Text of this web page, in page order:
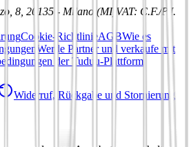
8, 20135 - Milano (MI) VAT: C.F./P.I.
Cookie-RichtlinieAGBWie es
Werde Partner und verkaufe mit
der Tuduu-Plattform
Widerruf, Rückgabe und Stornierung